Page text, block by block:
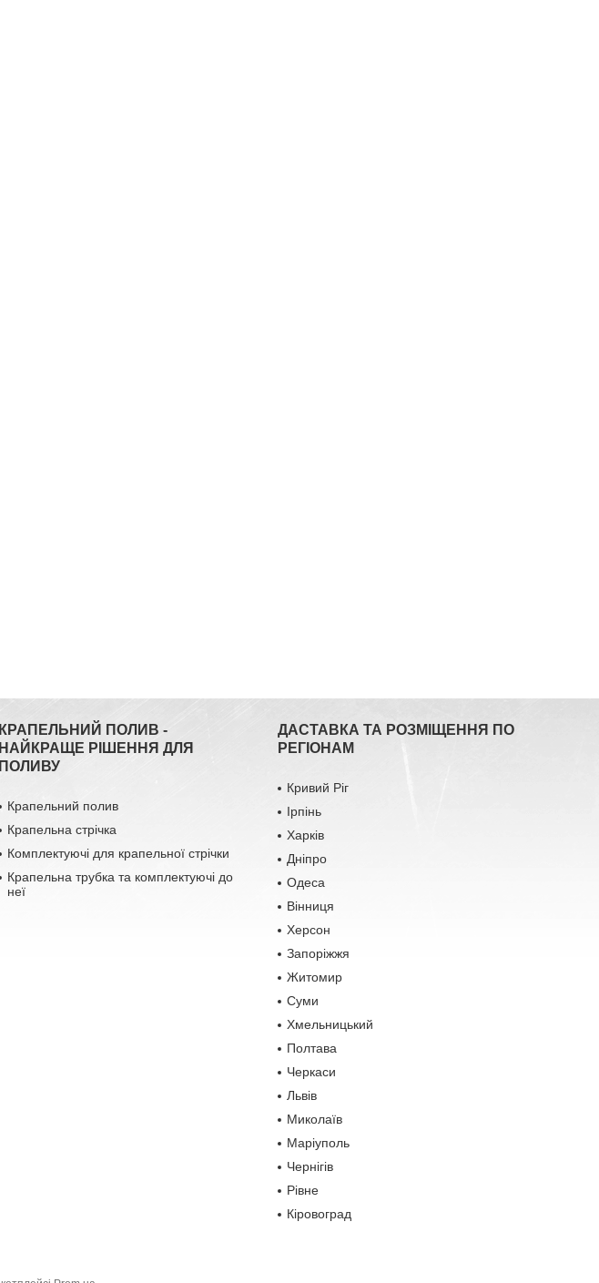
КРАПЕЛЬНИЙ ПОЛИВ -
НАЙКРАЩЕ РІШЕННЯ ДЛЯ
ПОЛИВУ
Крапельний полив
Крапельна стрічка
Комплектуючі для крапельної стрічки
Крапельна трубка та комплектуючі до
неї
ДАСТАВКА ТА РОЗМІЩЕННЯ ПО
РЕГІОНАМ
Кривий Ріг
Ірпінь
Харків
Дніпро
Одеса
Вінниця
Херсон
Запоріжжя
Житомир
Суми
Хмельницький
Полтава
Черкаси
Львів
Миколаїв
Маріуполь
Чернігів
Рівне
Кіровоград